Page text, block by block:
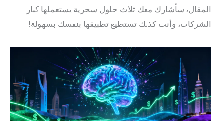
المقال، سأشارك معك ثلاث حلول سحرية يستعملها كبار
الشركات، وأنت كذلك تستطيع تطبيقها بنفسك بسهولة!